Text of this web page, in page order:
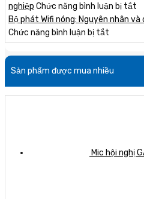
ích
cho
doanh
nghiệp
sự
khác
giữa
hai
thiết
bị
mạng
đặt
tổng
thông
minh:
Tối
ưu
hóa
nghiệp
nghiệp Chức năng bình luận bị tắt
–
Bộ phát Wifi nóng: Nguyên nhân
Chức năng bình luận bị tắt
Bộ
phát
Wifi
nóng:
Nguyên
khắc
Sản phẩm được mua nhiều
Mic hội nghị